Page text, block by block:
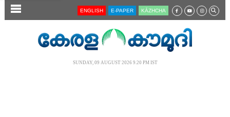
SECTIONS ENGLISH E-PAPER KĀZHCHA
SUNDAY, 09 AUGUST 2026 9.20 PM IST